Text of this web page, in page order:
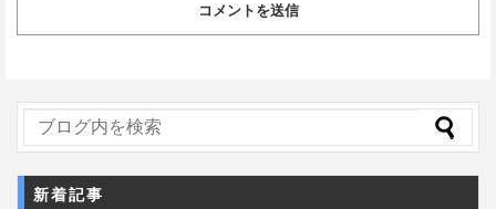
新着記事